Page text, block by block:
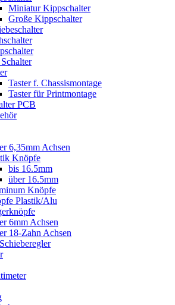
Miniatur Kippschalter
Große Kippschalter
Taster f. Chassismontage
Taster für Printmontage
PCB
6,35mm Achsen
Knöpfe
bis 16.5mm
über 16.5mm
Knöpfe
Plastik/Alu
6mm Achsen
18-Zahn Achsen